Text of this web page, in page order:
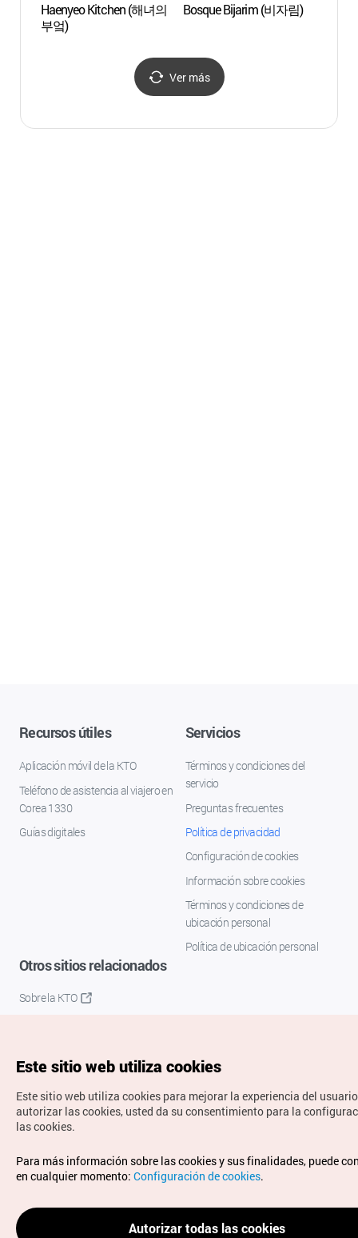
Haenyeo Kitchen (해녀의
부엌)
Bosque Bijarim (비자림)
Ver más
Recursos útiles
Aplicación móvil de la KTO
Teléfono de asistencia al viajero en
Corea 1330
Guías digitales
Servicios
Términos y condiciones del
servicio
Preguntas frecuentes
Política de privacidad
Configuración de cookies
Información sobre cookies
Términos y condiciones de
ubicación personal
Política de ubicación personal
Otros sitios relacionados
Sobre la KTO
Copyrights © Organización de Turismo de Corea. Todos los
derechos reservados.
Para informes de errores y cuestiones relacionadas con el
sitio web, dirija sus consultas al correoelectrónico oficial:
spanish@knto.or.kr
Este sitio web utiliza cookies
Este sitio web utiliza cookies para mejorar la experiencia del
autorizar las cookies, usted da su consentimiento para la
las cookies.
Para más información sobre las cookies y sus finalidades, puede
en cualquier momento: Configuración de cookies.
Autorizar todas las cookies